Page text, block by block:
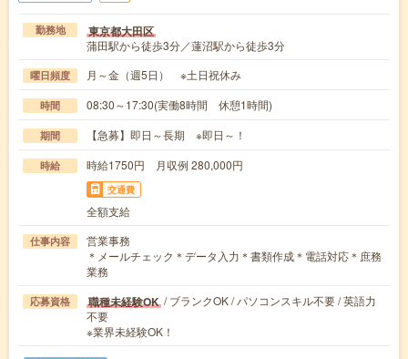
勤務地 東京都大田区
蒲田駅から徒歩3分／蓮沼駅から徒歩3分
曜日頻度 月～金（週5日） ※土日祝休み
時間 08:30～17:30(実働8時間 休憩1時間)
期間 【急募】即日～長期 ※即日～！
時給 時給1750円 月収例 280,000円
交通費
全額支給
仕事内容
営業事務
＊メールチェック＊データ入力＊書類作成＊電話対応＊庶務
業務
応募資格 職種未経験OK / ブランクOK / パソコンスキル不要 / 英語力
不要
※業界未経験OK！